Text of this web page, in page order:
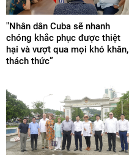
"Nhân dân Cuba sẽ nhanh
chóng khắc phục được thiệt
hại và vượt qua mọi khó khăn,
thách thức”